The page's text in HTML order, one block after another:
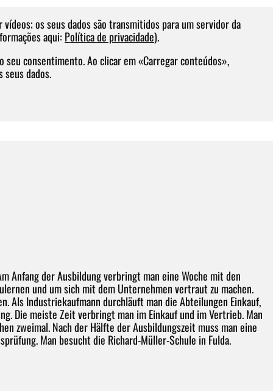
vídeos; os seus dados são transmitidos para um servidor da
aqui: Política de privacidade).
seu consentimento. Ao clicar em «Carregar conteúdos»,
seus dados.
Anfang der Ausbildung verbringt man eine Woche mit den
und um sich mit dem Unternehmen vertraut zu machen.
Als Industriekaufmann durchläuft man die Abteilungen Einkauf,
Die meiste Zeit verbringt man im Einkauf und im Vertrieb. Man
zweimal. Nach der Hälfte der Ausbildungszeit muss man eine
Man besucht die Richard-Müller-Schule in Fulda.